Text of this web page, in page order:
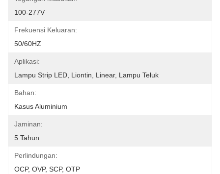
100-277V
Frekuensi Keluaran:
50/60HZ
Aplikasi:
Lampu Strip LED, Liontin, Linear, Lampu Teluk
Bahan:
Kasus Aluminium
Jaminan:
5 Tahun
Perlindungan:
OCP, OVP, SCP, OTP